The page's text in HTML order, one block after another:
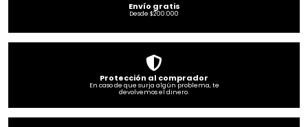
Envío gratis
Desde $200.000
Protección al comprador
En caso de que surja algún problema, te
devolvemos el dinero.